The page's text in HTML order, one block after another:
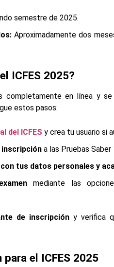
semestre de 2025.
Aproximadamente dos
ICFES 2025?
completamente en línea y
estos pasos:
del ICFES y crea tu usuario si
inscripción a las Pruebas Saber
tus datos personales y
mediante las
de inscripción y verifica
el ICFES 2025